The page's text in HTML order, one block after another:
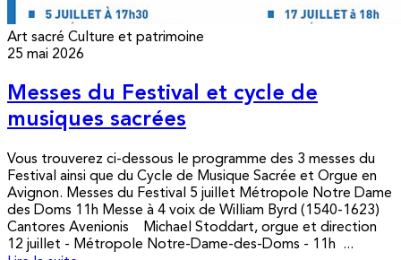
Art sacré Culture et patrimoine
25 mai 2026
Messes du Festival et cycle de
musiques sacrées
Vous trouverez ci-dessous le programme des 3 messes du
Festival ainsi que du Cycle de Musique Sacrée et Orgue en
Avignon. Messes du Festival 5 juillet Métropole Notre Dame
des Doms 11h Messe à 4 voix de William Byrd (1540-1623)
Cantores Avenionis Michael Stoddart, orgue et direction
12 juillet - Métropole Notre-Dame-des-Doms - 11h ...